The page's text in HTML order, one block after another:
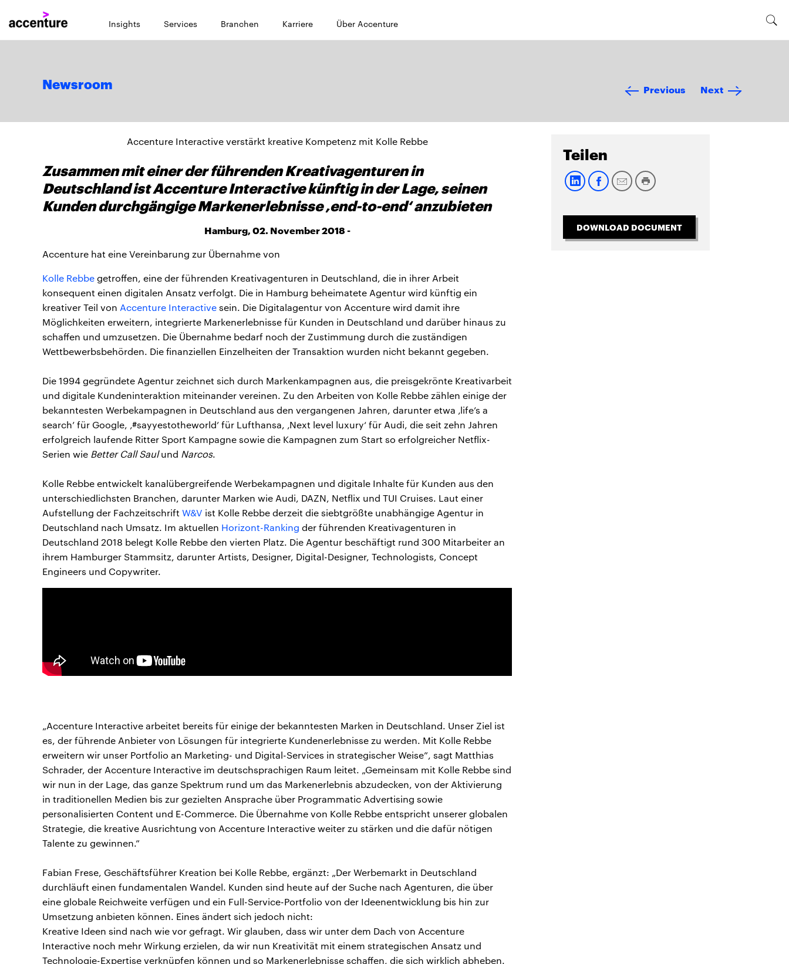
Insights Services Branchen Karriere Über Accenture
Newsroom Previous Next
Accenture Interactive verstärkt kreative Kompetenz mit Kolle Rebbe
Zusammen mit einer der führenden Kreativagenturen in
Deutschland ist Accenture Interactive künftig in der Lage, seinen
Kunden durchgängige Markenerlebnisse ‚end-to-end‘ anzubieten
Hamburg, 02. November 2018 -
Accenture hat eine Vereinbarung zur Übernahme von
Kolle Rebbegetroffen, eine der führenden Kreativagenturen in Deutschland, die in ihrer Arbeit
konsequent einen digitalen Ansatz verfolgt. Die in Hamburg beheimatete Agentur wird künftig ein
kreativer Teil von Accenture Interactivesein. Die Digitalagentur von Accenture wird damit ihre
Möglichkeiten erweitern, integrierte Markenerlebnisse für Kunden in Deutschland und darüber hinaus zu
schaffen und umzusetzen. Die Übernahme bedarf noch der Zustimmung durch die zuständigen
Wettbewerbsbehörden. Die finanziellen Einzelheiten der Transaktion wurden nicht bekannt gegeben.
Die 1994 gegründete Agentur zeichnet sich durch Markenkampagnen aus, die preisgekrönte Kreativarbeit
und digitale Kundeninteraktion miteinander vereinen. Zu den Arbeiten von Kolle Rebbe zählen einige der
bekanntesten Werbekampagnen in Deutschland aus den vergangenen Jahren, darunter etwa ‚life’s a
search’ für Google, ‚#sayyestotheworld’ für Lufthansa, ‚Next level luxury‘ für Audi, die seit zehn Jahren
erfolgreich laufende Ritter Sport Kampagne sowie die Kampagnen zum Start so erfolgreicher Netflix-
Serien wie Better Call Saulund Narcos.
Kolle Rebbe entwickelt kanalübergreifende Werbekampagnen und digitale Inhalte für Kunden aus den
unterschiedlichsten Branchen, darunter Marken wie Audi, DAZN, Netflix und TUI Cruises. Laut einer
Aufstellung der Fachzeitschrift W&V ist Kolle Rebbe derzeit die siebtgrößte unabhängige Agentur in
Deutschland nach Umsatz. Im aktuellen Horizont-Ranking der führenden Kreativagenturen in
Deutschland 2018 belegt Kolle Rebbe den vierten Platz. Die Agentur beschäftigt rund 300 Mitarbeiter an
ihrem Hamburger Stammsitz, darunter Artists, Designer, Digital-Designer, Technologists, Concept
Engineers und Copywriter.
„Accenture Interactive arbeitet bereits für einige der bekanntesten Marken in Deutschland. Unser Ziel ist
es, der führende Anbieter von Lösungen für integrierte Kundenerlebnisse zu werden. Mit Kolle Rebbe
erweitern wir unser Portfolio an Marketing- und Digital-Services in strategischer Weise”, sagt Matthias
Schrader, der Accenture Interactive im deutschsprachigen Raum leitet. „Gemeinsam mit Kolle Rebbe sind
wir nun in der Lage, das ganze Spektrum rund um das Markenerlebnis abzudecken, von der Aktivierung
in traditionellen Medien bis zur gezielten Ansprache über Programmatic Advertising sowie
personalisierten Content und E-Commerce. Die Übernahme von Kolle Rebbe entspricht unserer globalen
Strategie, die kreative Ausrichtung von Accenture Interactive weiter zu stärken und die dafür nötigen
Talente zu gewinnen.”
Fabian Frese, Geschäftsführer Kreation bei Kolle Rebbe, ergänzt: „Der Werbemarkt in Deutschland
durchläuft einen fundamentalen Wandel. Kunden sind heute auf der Suche nach Agenturen, die über
eine globale Reichweite verfügen und ein Full-Service-Portfolio von der Ideenentwicklung bis hin zur
Umsetzung anbieten können. Eines ändert sich jedoch nicht:
Kreative Ideen sind nach wie vor gefragt. Wir glauben, dass wir unter dem Dach von Accenture
Interactive noch mehr Wirkung erzielen, da wir nun Kreativität mit einem strategischen Ansatz und
Technologie-Expertise verknüpfen können und so Markenerlebnisse schaffen, die sich wirklich abheben.
Teilen
DOWNLOAD DOCUMENT